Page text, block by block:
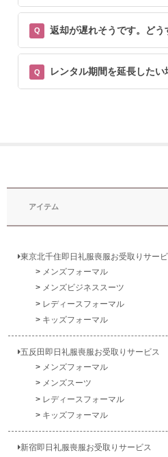
返却が遅れそうです。どう
レンタル期間を延長したい
アイテム
東京北千住即日礼服喪服お受取りサー
メンズフォーマル
メンズビジネススーツ
レディースフォーマル
キッズフォーマル
五反田即日礼服喪服お受取りサービス
メンズフォーマル
メンズスーツ
レディースフォーマル
キッズフォーマル
新宿即日礼服喪服お受取りサービス